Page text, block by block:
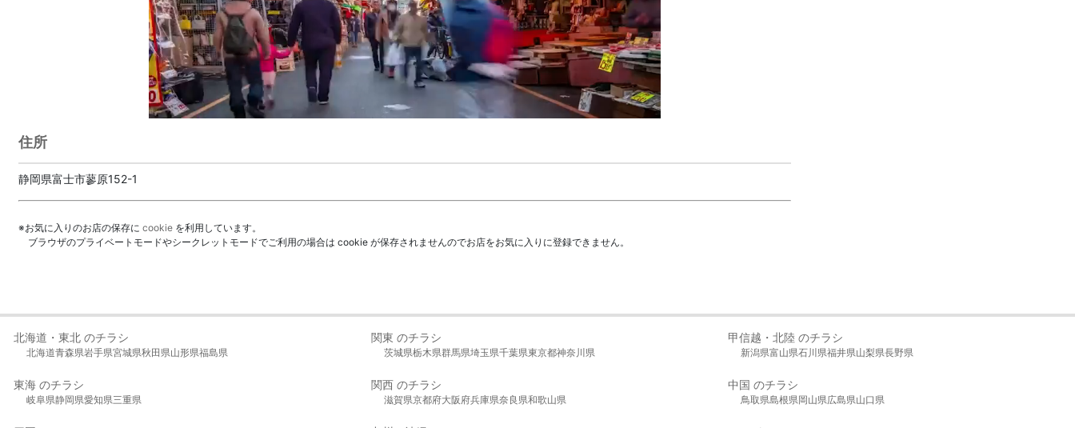
住所
静岡県富士市蓼原152-1
※お気に入りのお店の保存に cookie を利用しています。
ブラウザのプライベートモードやシークレットモードでご利用の場合は cookie が保存されませんのでお店をお気に入りに登録できません。
北海道・東北 のチラシ
北海道青森県岩手県宮城県秋田県山形県福島県
関東 のチラシ
茨城県栃木県群馬県埼玉県千葉県東京都神奈川県
甲信越・北陸 のチラシ
新潟県富山県石川県福井県山梨県長野県
東海 のチラシ
岐阜県静岡県愛知県三重県
関西 のチラシ
滋賀県京都府大阪府兵庫県奈良県和歌山県
中国 のチラシ
鳥取県島根県岡山県広島県山口県